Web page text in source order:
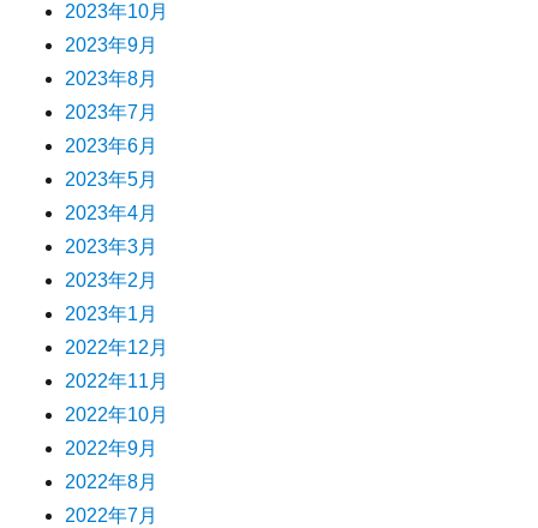
2023年10月
2023年9月
2023年8月
2023年7月
2023年6月
2023年5月
2023年4月
2023年3月
2023年2月
2023年1月
2022年12月
2022年11月
2022年10月
2022年9月
2022年8月
2022年7月